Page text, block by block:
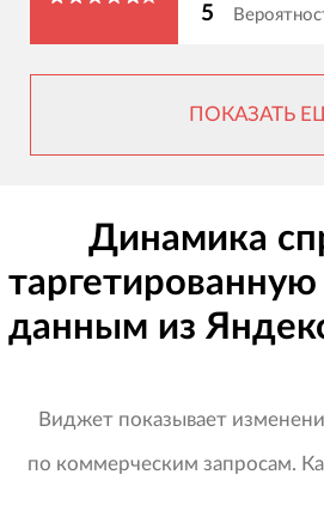
5
ПОКАЗАТЬ
Динамика
данным из
Виджет показывает
по коммерческим запросам.